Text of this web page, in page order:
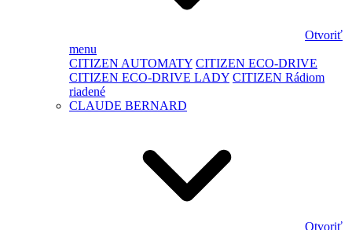
Otvoriť
menu
CITIZEN AUTOMATY CITIZEN ECO-DRIVE
CITIZEN ECO-DRIVE LADY CITIZEN Rádiom
riadené
CLAUDE BERNARD
Otvoriť